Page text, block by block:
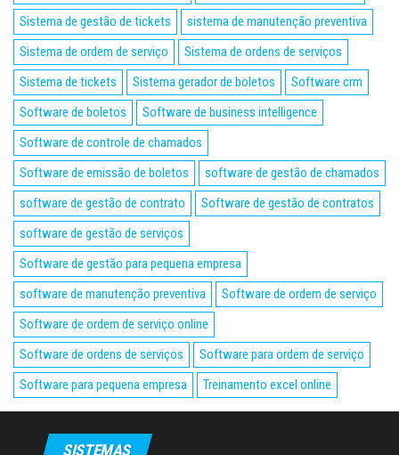
Sistema de gestão de tickets
sistema de manutenção preventiva
Sistema de ordem de serviço
Sistema de ordens de serviços
Sistema de tickets
Sistema gerador de boletos
Software crm
Software de boletos
Software de business intelligence
Software de controle de chamados
Software de emissão de boletos
software de gestão de chamados
software de gestão de contrato
Software de gestão de contratos
software de gestão de serviços
Software de gestão para pequena empresa
software de manutenção preventiva
Software de ordem de serviço
Software de ordem de serviço online
Software de ordens de serviços
Software para ordem de serviço
Software para pequena empresa
Treinamento excel online
SISTEMAS